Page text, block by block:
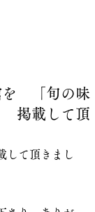
を 「旬の味
掲載して頂
して頂きまし